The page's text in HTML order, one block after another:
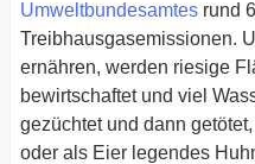
Umweltbundesamtesrund
Treibhausgasemissionen.
ernähren, werden riesige
bewirtschaftet und viel
gezüchtet und dann
oder als Eier legendes